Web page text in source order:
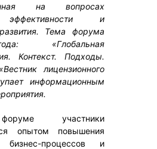
на вопросах
эффективности и
Тема форума
«Глобальная
Контекст. Подходы.
лицензионного
информационным
участники
опытом повышения
бизнес-процессов и